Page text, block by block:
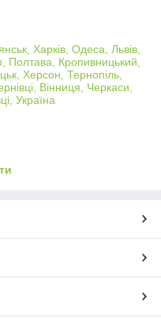
Харків, Одеса, Львів,
Полтава, Кропивницький,
Херсон, Тернопіль,
Вінниця, Черкаси,
Україна